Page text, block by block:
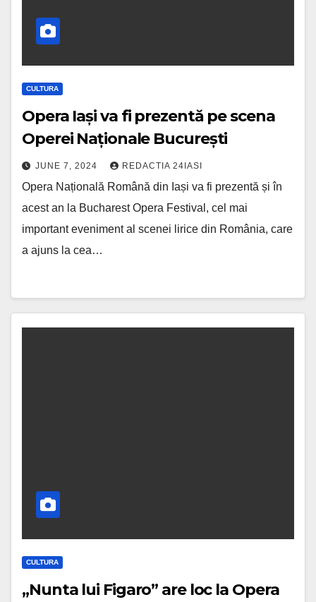
CULTURA
Opera Iași va fi prezentă pe scena
Operei Naționale București
JUNE 7, 2024 REDACTIA 24IASI
Opera Națională Română din Iași va fi prezentă și în
acest an la Bucharest Opera Festival, cel mai
important eveniment al scenei lirice din România, care
a ajuns la cea…
CULTURA
„Nunta lui Figaro” are loc la Opera